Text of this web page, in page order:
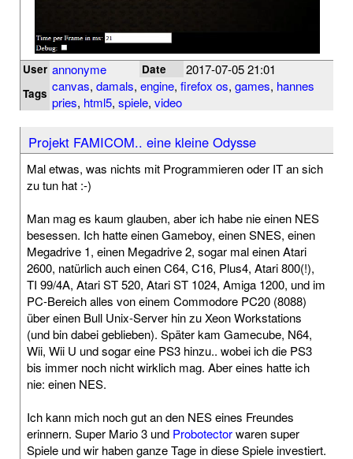
User annonyme Date 2017-07-05 21:01
Tags canvas, damals, engine, firefox os, games, hannes
pries, html5, spiele, video
Projekt FAMICOM.. eine kleine Odysse
Mal etwas, was nichts mit Programmieren oder IT an sich
zu tun hat :-)
Man mag es kaum glauben, aber ich habe nie einen NES
besessen. Ich hatte einen Gameboy, einen SNES, einen
Megadrive 1, einen Megadrive 2, sogar mal einen Atari
2600, natürlich auch einen C64, C16, Plus4, Atari 800(!),
TI 99/4A, Atari ST 520, Atari ST 1024, Amiga 1200, und im
PC-Bereich alles von einem Commodore PC20 (8088)
über einen Bull Unix-Server hin zu Xeon Workstations
(und bin dabei geblieben). Später kam Gamecube, N64,
Wii, Wii U und sogar eine PS3 hinzu.. wobei ich die PS3
bis immer noch nicht wirklich mag. Aber eines hatte ich
nie: einen NES.
Ich kann mich noch gut an den NES eines Freundes
erinnern. Super Mario 3 und Probotectorwaren super
Spiele und wir haben ganze Tage in diese Spiele investiert.